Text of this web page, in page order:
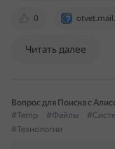
0
Читать далее
Вопрос для Поиска с
#Temp
#Файлы
#Технологии